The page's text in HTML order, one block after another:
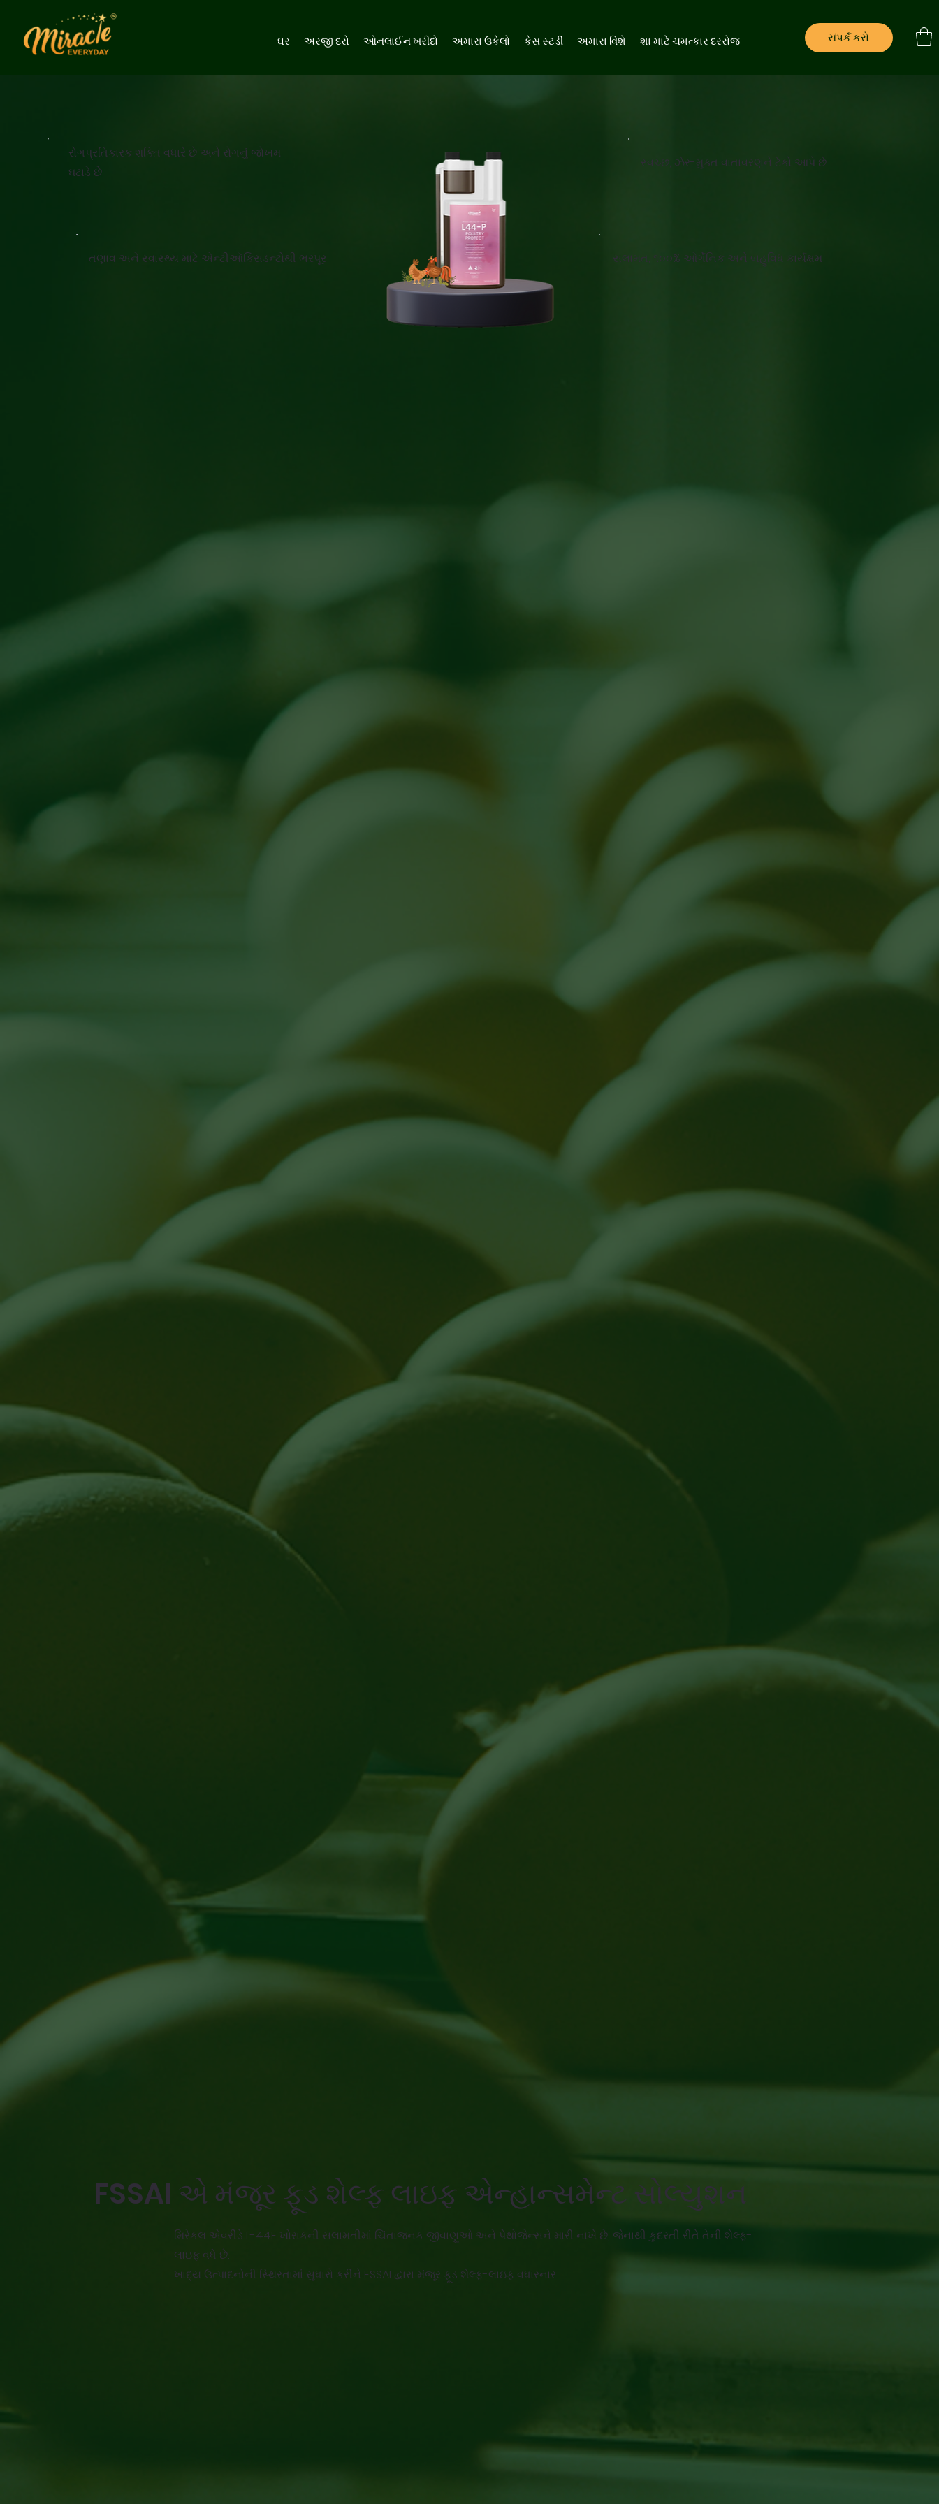
ઘર અરજી દરો ઓનલાઈન ખરીદો અમારા ઉકેલો કેસ સ્ટડી અમારા વિશે શા માટે ચમત્કાર દરરોજ સંપર્ક કરો
રોગપ્રતિકારક શક્તિ વધારે છે અને રોગનું જોખમ
ઘટાડે છે
તણાવ અને સ્વાસ્થ્ય માટે એન્ટીઑકિસડન્ટોથી ભરપૂર
સ્વચ્છ, ઝેર-મુક્ત વાતાવરણને ટેકો આપે છે
સલામત, ૧૦૦% ઓર્ગેનિક અને બહુવિધ કાર્યક્ષમ
FSSAI એ મંજૂર ફૂડ શેલ્ફ લાઇફ એન્હાન્સમેન્ટ સોલ્યુશન
મિરેકલ એવરીડે L-44F ખોરાકની સલામતીમાં ચિંતાજનક જીવાણુઓ અને પેથોજેન્સને મારી નાખે છે, જેનાથી કુદરતી રીતે તેની શેલ્ફ-
લાઇફ વધે છે.
ખાદ્ય ઉત્પાદનોની સ્થિરતામાં સુધારો કરીને FSSAI દ્વારા મંજૂર ફૂડ શેલ્ફ-લાઇફ વધારનાર.